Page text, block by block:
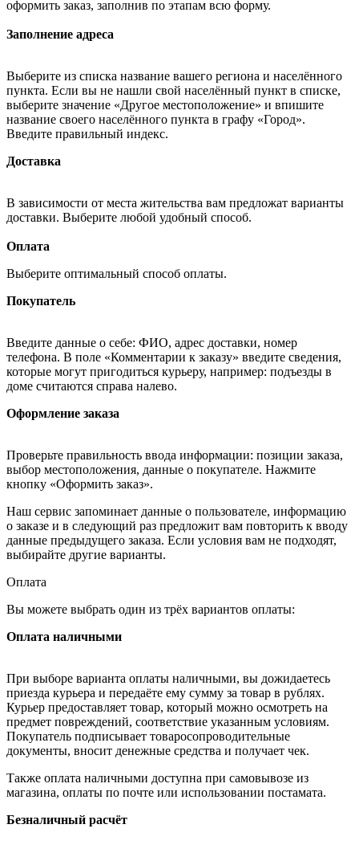
оформить заказ, заполнив по этапам всю форму.
Заполнение адреса
Выберите из списка название вашего региона и населённого
пункта. Если вы не нашли свой населённый пункт в списке,
выберите значение «Другое местоположение» и впишите
название своего населённого пункта в графу «Город».
Введите правильный индекс.
Доставка
В зависимости от места жительства вам предложат варианты
доставки. Выберите любой удобный способ.
Оплата
Выберите оптимальный способ оплаты.
Покупатель
Введите данные о себе: ФИО, адрес доставки, номер
телефона. В поле «Комментарии к заказу» введите сведения,
которые могут пригодиться курьеру, например: подъезды в
доме считаются справа налево.
Оформление заказа
Проверьте правильность ввода информации: позиции заказа,
выбор местоположения, данные о покупателе. Нажмите
кнопку «Оформить заказ».
Наш сервис запоминает данные о пользователе, информацию
о заказе и в следующий раз предложит вам повторить к вводу
данные предыдущего заказа. Если условия вам не подходят,
выбирайте другие варианты.
Оплата
Вы можете выбрать один из трёх вариантов оплаты:
Оплата наличными
При выборе варианта оплаты наличными, вы дожидаетесь
приезда курьера и передаёте ему сумму за товар в рублях.
Курьер предоставляет товар, который можно осмотреть на
предмет повреждений, соответствие указанным условиям.
Покупатель подписывает товаросопроводительные
документы, вносит денежные средства и получает чек.
Также оплата наличными доступна при самовывозе из
магазина, оплаты по почте или использовании постамата.
Безналичный расчёт